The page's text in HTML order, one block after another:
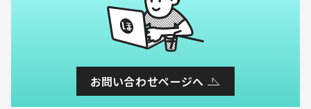
お問い合わせページへ